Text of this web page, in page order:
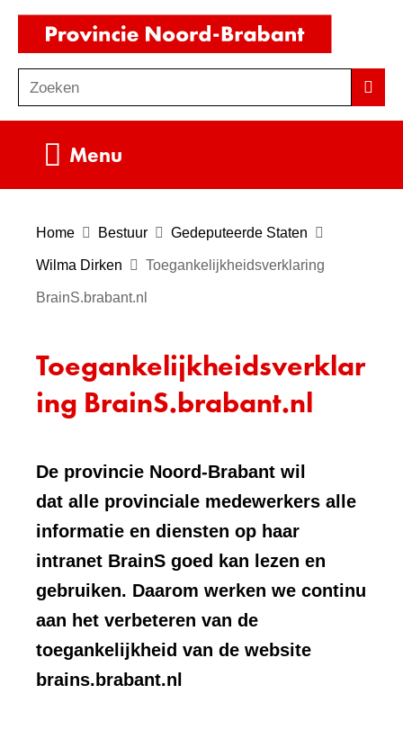
Ga
de
inhoud
o
e
Zoeken
Menu
Home Bestuur Gedeputeerde Staten
Wilma Dirken Toegankelijkheidsverklaring
BrainS.brabant.nl
Toegankelijkheidsverklar
ing BrainS.brabant.nl
De provincie Noord-Brabant wil
dat alle provinciale medewerkers alle
informatie en diensten op haar
intranet BrainS goed kan lezen en
gebruiken. Daarom werken we continu
aan het verbeteren van de
toegankelijkheid van de website
brains.brabant.nl